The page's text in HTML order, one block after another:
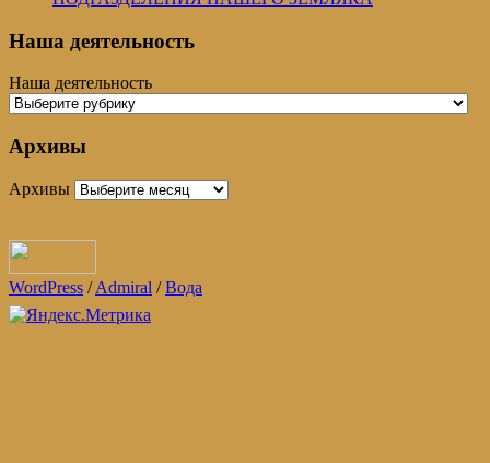
Наша деятельность
Наша деятельность
Архивы
Архивы
WordPress /Admiral /Вода